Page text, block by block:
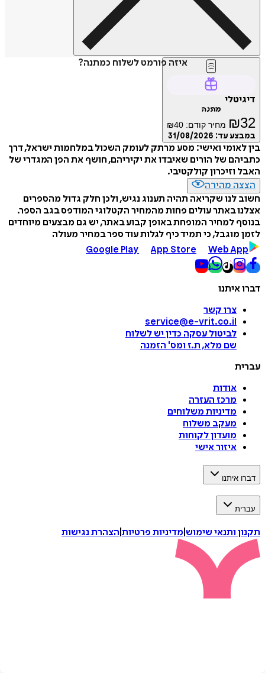
איזה פורמט לשלוח כמתנה?
דיגיטלי
מתנה
₪32 מחיר קודם: ₪40
במבצע עד: 31/08/2026
בין לאומי ואישי: מסע מרתק לעומק השכול במלחמות ישראל, דרך
כתביהם של הורים שאיבדו את יקיריהם, חושף את הפן המגדרי של
האבל וזיכרון קולקטיבי.
הצצה מהירה
חשוב לנו שקריאה תהיה תענוג נגיש, ולכן חלק גדול מהספרים
אצלנו באתר עולים פחות מהמחיר הקטלוגי המודפס בגב הספר.
בנוסף למחיר המופחת באופן קבוע באתר, יש גם מבצעים מיוחדים
לזמן מוגבל, כי תמיד כיף לגלות עוד ספר במחיר מעולה
Google Play
App Store Web App
דברו איתנו
צרו קשר
service@e-vrit.co.il
לביטול עסקה כדין יש לשלוח
שם מלא, ת.ז ומס' הזמנה
עברית
אודות
מרכז העזרה
מדיניות משלוחים
מעקב משלוח
מועדון לקוחות
איזור אישי
דברו איתנו
עברית
תקנון ותנאי שימוש מדיניות פרטיות הצהרת נגישות